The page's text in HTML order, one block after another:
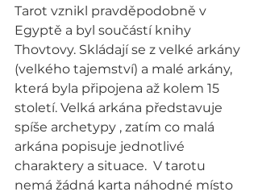
Tarot vznikl pravděpodobně v
Egyptě a byl součástí knihy
Thovtovy. Skládají se z velké arkány
(velkého tajemství) a malé arkány,
která byla připojena až kolem 15
století. Velká arkána představuje
spíše archetypy , zatím co malá
arkána popisuje jednotlivé
charaktery a situace.  V tarotu
nemá žádná karta náhodné místo